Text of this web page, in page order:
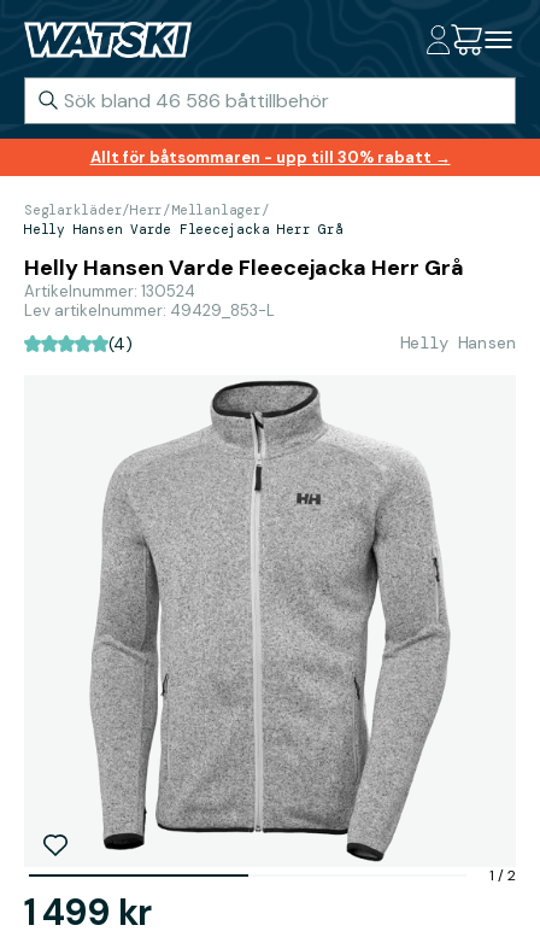
Allt för båtsommaren - upp till 30% rabatt →
Seglarkläder/Herr/Mellanlager/
Helly Hansen Varde Fleecejacka Herr Grå
Helly Hansen Varde Fleecejacka Herr Grå
Artikelnummer: 130524
Lev artikelnummer: 49429_853-L
(4) Helly Hansen
1 /2
1 499 kr